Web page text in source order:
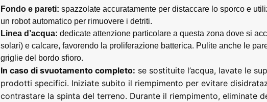
Fondo e pareti: spazzolate accuratamente per distaccare lo sporco e
un robot automatico per rimuovere i detriti.
Linea d’acqua: dedicate attenzione particolare a questa zona dove si
solari) e calcare, favorendo la proliferazione batterica. Pulite anche le
griglie del bordo sfioro.
In caso di svuotamento completo: se sostituite l’acqua, lavate le
prodotti specifici. Iniziate subito il riempimento per evitare
contrastare la spinta del terreno. Durante il riempimento, eliminate